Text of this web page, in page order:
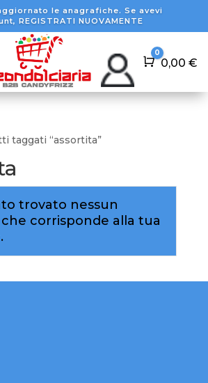
le anagrafiche. Se avevi
REGISTRATI NUOVAMENTE
Carrello
0
0,00€
taggati “assortita”
trovato nessun
corrisponde alla tua